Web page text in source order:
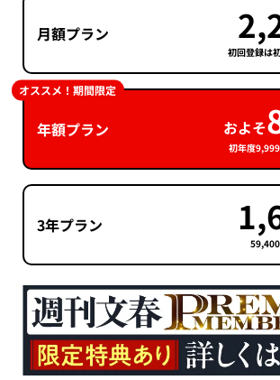
月額プラン
初回登録は
年額プラン およそ
初年度
オススメ！期間限定
3年プラン